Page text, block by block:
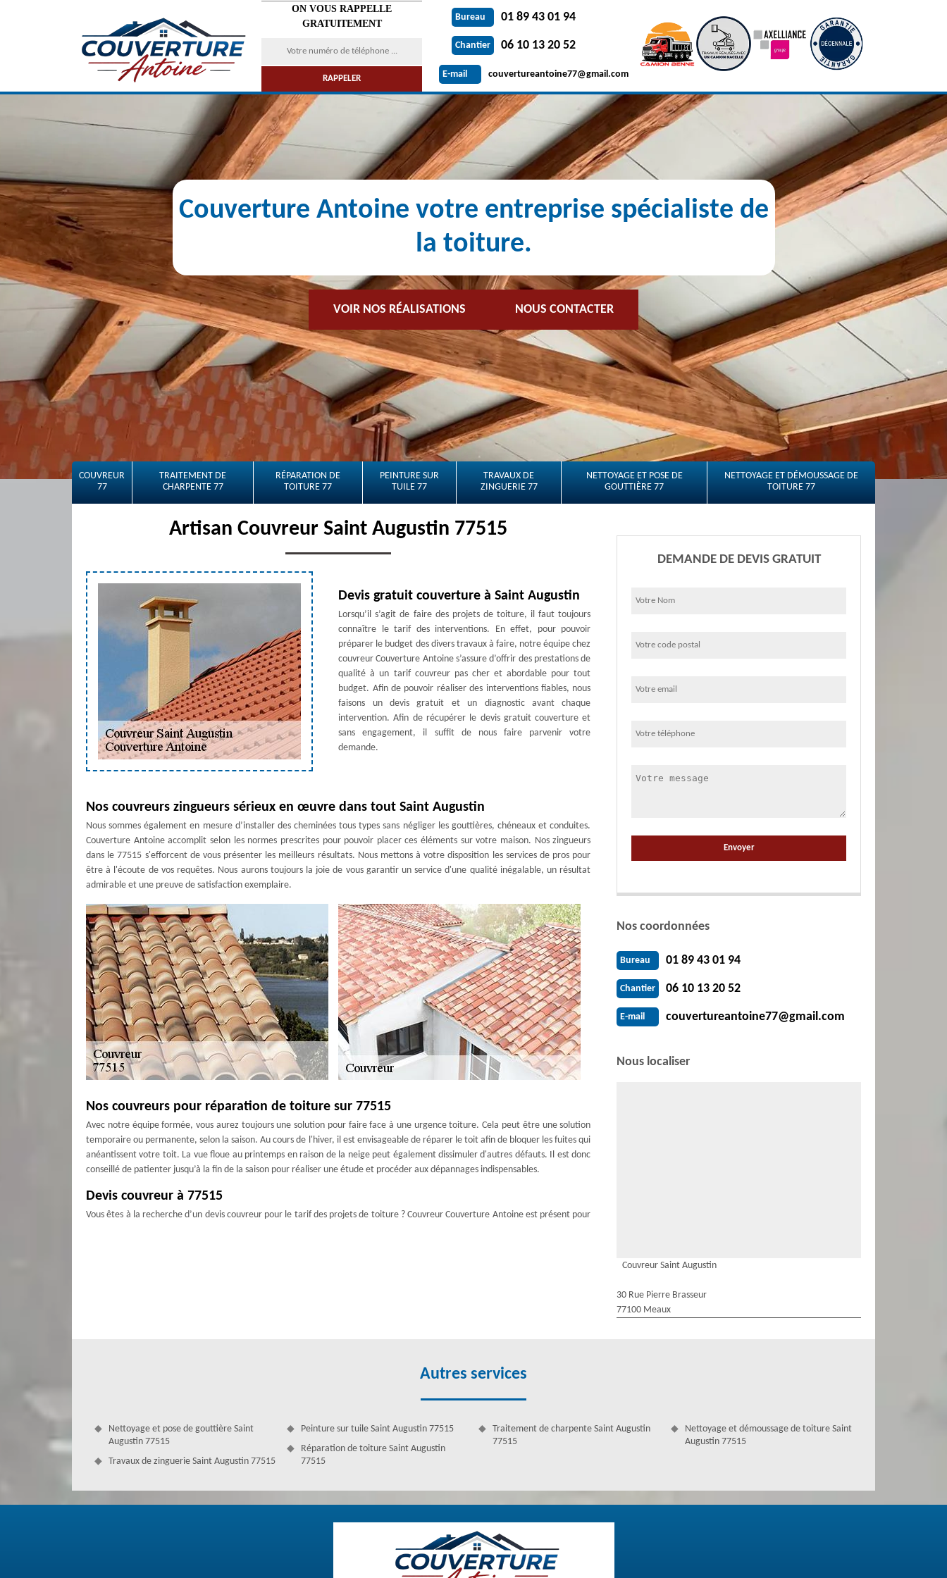
ON VOUS RAPPELLE
GRATUITEMENT
Bureau 01 89 43 01 94
Chantier 06 10 13 20 52
E-mail couvertureantoine77@gmail.com
Couverture Antoine votre entreprise spécialiste de
la toiture.
VOIR NOS RÉALISATIONS NOUS CONTACTER
COUVREUR
77
TRAITEMENT DE
CHARPENTE 77
RÉPARATION DE
TOITURE 77
PEINTURE SUR
TUILE 77
TRAVAUX DE
ZINGUERIE 77
NETTOYAGE ET POSE DE
GOUTTIÈRE 77
NETTOYAGE ET DÉMOUSSAGE DE
TOITURE 77
Artisan Couvreur Saint Augustin 77515
Devis gratuit couverture à Saint Augustin
Lorsqu’il s’agit de faire des projets de toiture, il faut toujours
connaître le tarif des interventions. En effet, pour pouvoir
préparer le budget des divers travaux à faire, notre équipe chez
couvreur Couverture Antoine s’assure d’offrir des prestations de
qualité à un tarif couvreur pas cher et abordable pour tout
budget. Afin de pouvoir réaliser des interventions fiables, nous
faisons un devis gratuit et un diagnostic avant chaque
intervention. Afin de récupérer le devis gratuit couverture et
sans engagement, il suffit de nous faire parvenir votre
demande.
Nos couvreurs zingueurs sérieux en œuvre dans tout Saint Augustin
Nous sommes également en mesure d’installer des cheminées tous types sans négliger les gouttières, chéneaux et conduites.
Couverture Antoine accomplit selon les normes prescrites pour pouvoir placer ces éléments sur votre maison. Nos zingueurs
dans le 77515 s'efforcent de vous présenter les meilleurs résultats. Nous mettons à votre disposition les services de pros pour
être à l'écoute de vos requêtes. Nous aurons toujours la joie de vous garantir un service d'une qualité inégalable, un résultat
admirable et une preuve de satisfaction exemplaire.
Nos couvreurs pour réparation de toiture sur 77515
Avec notre équipe formée, vous aurez toujours une solution pour faire face à une urgence toiture. Cela peut être une solution
temporaire ou permanente, selon la saison. Au cours de l'hiver, il est envisageable de réparer le toit afin de bloquer les fuites qui
anéantissent votre toit. La vue floue au printemps en raison de la neige peut également dissimuler d'autres défauts. Il est donc
conseillé de patienter jusqu’à la fin de la saison pour réaliser une étude et procéder aux dépannages indispensables.
Devis couvreur à 77515
Vous êtes à la recherche d’un devis couvreur pour le tarif des projets de toiture ? Couvreur Couverture Antoine est présent pour
toiture. Ils interviennent quand vous le souhaitez et restent en service pour intervenir afin de ne manquer aucun projet à Saint
Augustin. Faites-nous confiance, Couverture Antoine laissera le travail fait rapidement et qui dure. Évaluez les prestations que
nous vous fournissons. Contactez-nous si vous avez la nécessité de notre service, même pour un travail imprévu. En effet, nous
DEMANDE DE DEVIS GRATUIT
Nos coordonnées
Bureau 01 89 43 01 94
Chantier 06 10 13 20 52
E-mail couvertureantoine77@gmail.com
Nous localiser
Couvreur Saint Augustin
30 Rue Pierre Brasseur
77100 Meaux
Autres services
Nettoyage et pose de gouttière Saint
Augustin 77515
Travaux de zinguerie Saint Augustin 77515
Peinture sur tuile Saint Augustin 77515
Réparation de toiture Saint Augustin
77515
Traitement de charpente Saint Augustin
77515
Nettoyage et démoussage de toiture Saint
Augustin 77515